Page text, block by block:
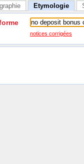
Etymologie
notices corrigées